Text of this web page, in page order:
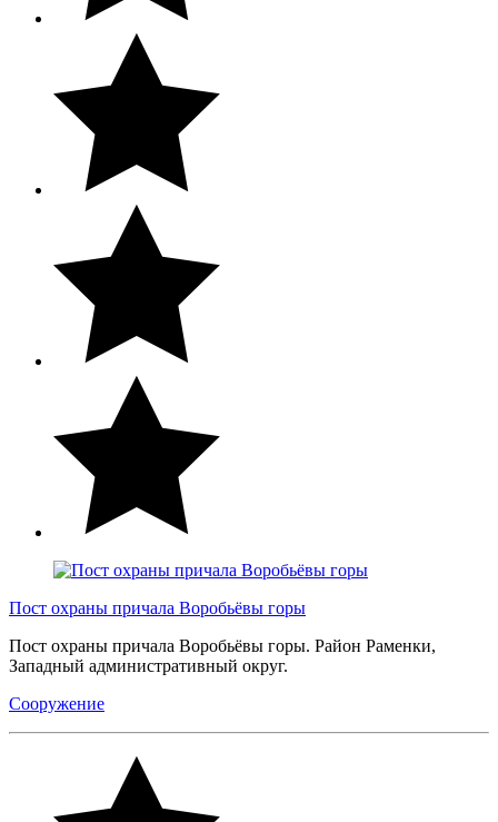
Пост охраны причала Воробьёвы горы
Пост охраны причала Воробьёвы горы. Район Раменки,
Западный административный округ.
Сооружение